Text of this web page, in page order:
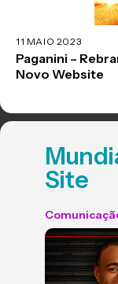
11 MAIO 2023
Paganini –
Novo Website
Site